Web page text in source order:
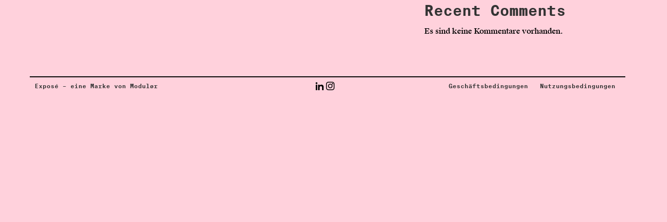
Recent Comments
Es sind keine Kommentare vorhanden.
Exposé – eine Marke von Modulør Geschäftsbedingungen Nutzungsbedingungen